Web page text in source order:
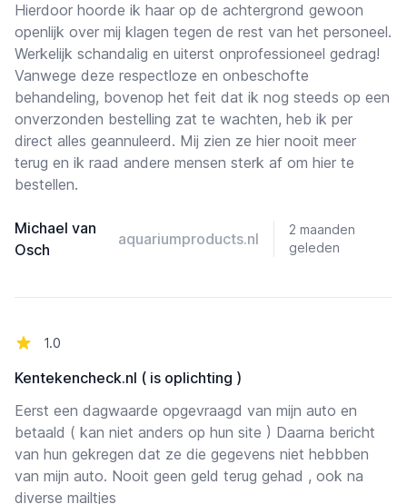
Hierdoor hoorde ik haar op de achtergrond gewoon
openlijk over mij klagen tegen de rest van het personeel.
Werkelijk schandalig en uiterst onprofessioneel gedrag!
Vanwege deze respectloze en onbeschofte
behandeling, bovenop het feit dat ik nog steeds op een
onverzonden bestelling zat te wachten, heb ik per
direct alles geannuleerd. Mij zien ze hier nooit meer
terug en ik raad andere mensen sterk af om hier te
bestellen.
Michael van
Osch
aquariumproducts.nl
2 maanden
geleden
1.0
Kentekencheck.nl ( is oplichting )
Eerst een dagwaarde opgevraagd van mijn auto en
betaald ( kan niet anders op hun site ) Daarna bericht
van hun gekregen dat ze die gegevens niet hebbben
van mijn auto. Nooit geen geld terug gehad , ook na
diverse mailtjes